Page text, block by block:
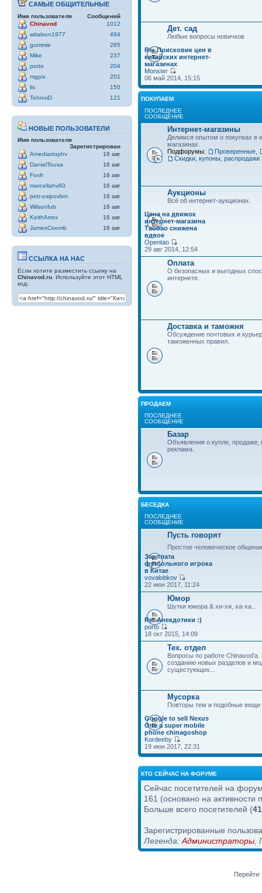
САМЫЕ ОБЩИТЕЛЬНЫЕ
Имя пользователя
Сообщений
Chinavod
1012
witalson1977
494
gummie
285
Mike
237
porto
204
mgpix
201
lis
150
TehnoiD
121
НОВЫЕ ПОЛЬЗОВАТЕЛИ
Имя пользователя
Зарегистрирован
Amediartophv
16 авг
DanielTousa
16 авг
Foxfr
16 авг
marcellahv60
16 авг
petr-osipovbm
16 авг
Wilsonfub
16 авг
KeithArrex
16 авг
JamesCoomb
16 авг
ССЫЛКА НА НАС
Если хотите разместить ссылку на
Chinavod.ru . Используйте этот HTML
код:
Дет. сад
Любые вопросы новичков
Re: Поисковик цен в
китайских интернет-
магазинах
Monster
06 май 2014, 15:15
ПОКУПАЕМ
ПОСЛЕДНЕЕ
СООБЩЕНИЕ
Интернет-магазины
Делимся опытом о покупках в
магазинах.
Подфорумы:
Проверенные
Скидки, купоны, распродажи
Аукционы
Всё об интернет-аукционах.
Цена на движок
интернет-магазина
Таобао снижена
вдвое
Opentao
29 авг 2014, 12:54
Оплата
О безопасных и выгодных
интернете.
Доставка и таможня
Обсуждение почтовых и
таможенных правил.
ПРОДАЕМ
ПОСЛЕДНЕЕ
СООБЩЕНИЕ
Базар
Объявления о купле, продаже,
реклама.
БЕСЕДКА
ПОСЛЕДНЕЕ
СООБЩЕНИЕ
Пусть говорят
Простое человеческое
Зарплата
футбольного игрока
в Китае
vovalobkov
22 июн 2017, 11:24
Юмор
Шутки юмора & хи-хи, ха-ха...
Re: Анекдотики :)
porto
18 окт 2015, 14:09
Тех. отдел
Вопросы по работе
созданию новых разделов и
сущестующих...
Мусорка
Повторы тем и подобные вещи
Google to sell Nexus
One a super mobile
phone chinagoshop
Kordeeby
19 июн 2017, 22:31
КТО СЕЙЧАС НА ФОРУМЕ
Сейчас посетителей на
161 (основано на активности
Больше всего посетителей (
Зарегистрированные
Легенда: Администраторы
Перейти: